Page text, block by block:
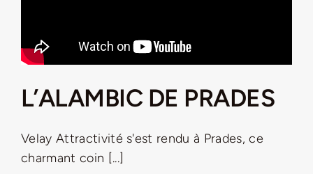
L’ALAMBIC DE PRADES
Velay Attractivité s'est rendu à Prades, ce
charmant coin [...]